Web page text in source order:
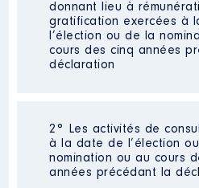
donnant lieu à
gratification exercées à
l’élection ou de la
cours des cinq années
déclaration
Description
:
certifiée Lettres
Commentaire :
publiées]
2° Les activités de
à la date de l’élection
nomination ou au cours
années précédant la